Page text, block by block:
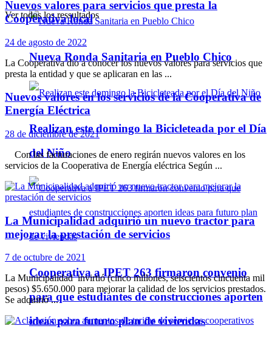
Nueva Ronda Sanitaria en Pueblo Chico
Realizan este domingo la Bicicleteada por el Día
del Niño
Cooperativa a IPET 263 firmaron convenio
para que estudiantes de construcciones aporten
ideas para futuro plan de viviendas
Ver todos los ressultados
Nuevos valores para servicios que presta la
Cooperativa local
24 de agosto de 2022
La Cooperativa dio a conocer los nuevos valores para servicios que
presta la entidad y que se aplicaran en las ...
Nuevos valores en los servicios de la Cooperativa de
Energía Eléctrica
28 de diciembre de 2021
Con las facturaciones de enero regirán nuevos valores en los
servicios de la Cooperativa de Energía eléctrica Según ...
La Municipalidad adquirió un nuevo tractor para
mejorar la prestación de servicios
7 de octubre de 2021
La Municipalidad invirtió (cinco millones, seiscientos cincuenta mil
pesos) $5.650.000 para mejorar la calidad de los servicios prestados.
Se adquirió ...